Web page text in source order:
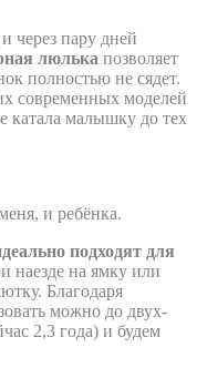
через пару дней
люлька позволяет
полностью не сядет.
современных моделей
катала малышку до тех
и ребёнка.
подходят для
наезде на ямку или
Благодаря
можно до двух-
2,3 года) и будем